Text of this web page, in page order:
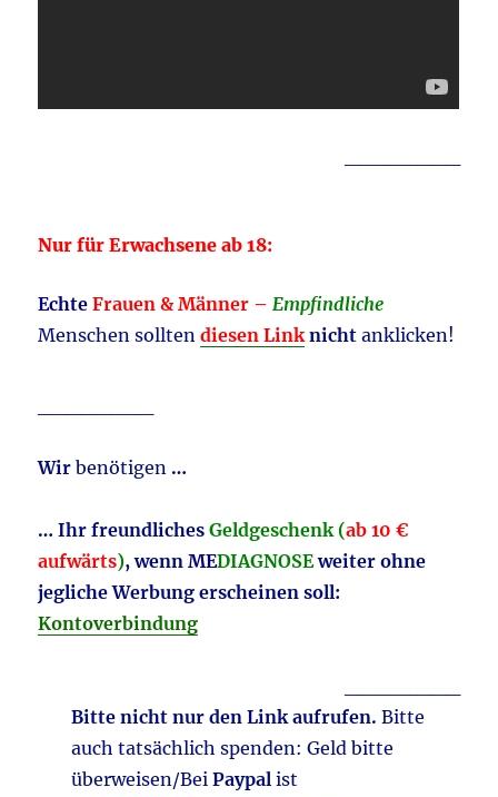
Nur für Erwachsene ab 18:
Echte Frauen & Männer – Empfindliche
Menschen solltendiesen Link nicht anklicken!
Wir benötigen …
… Ihr freundlichesGeldgeschenk (ab 10 €
aufwärts), wennMEDIAGNOSEweiter ohne
jegliche Werbung erscheinen soll:
Kontoverbindung
Bitte nicht nur den Link aufrufen. Bitte
auch tatsächlich spenden: Geld bitte
überweisen/Bei Paypal ist